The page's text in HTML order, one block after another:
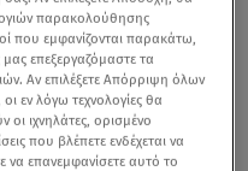
παρακολούθησης
που εμφανίζονται παρακάτω,
μας επεξεργαζόμαστε τα
Αν επιλέξετε Απόρριψη όλων
εν λόγω τεχνολογίες θα
ιχνηλάτες, ορισμένο
που βλέπετε ενδέχεται να
να επανεμφανίσετε αυτό το